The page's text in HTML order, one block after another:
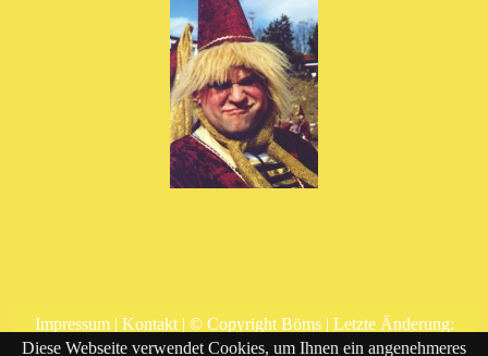
Diese Webseite verwendet Cookies, um Ihnen ein angenehmeres
Impressum| Kontakt| © Copyright Böms | Letzte Änderung:
31.01.2026 |Website erstellt mit HomepageFIX